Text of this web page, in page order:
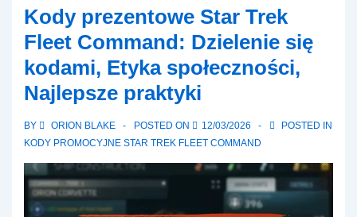
Fleet
Command:
Śledzenie
skuteczności
promocyjnych,
Raportowanie
Kody prezentowe Star Trek
Fleet Command: Dzielenie się
kodami, Etyka społeczności,
Najlepsze praktyki
BY ORION BLAKE POSTED ON 12/03/2026
POSTED IN
KODY PROMOCYJNE STAR TREK FLEET COMMAND